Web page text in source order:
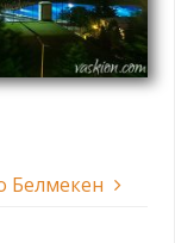
Белмекен